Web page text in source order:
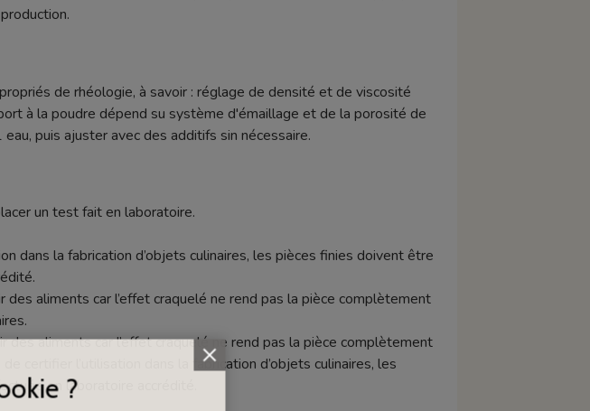
de rhéologie, à savoir : réglage de densité et de viscosité
à la poudre dépend su système d'émaillage et de la porosité de
puis ajuster avec des additifs sin nécessaire.
un test fait en laboratoire.
dans la fabrication d’objets culinaires, les pièces finies doivent être
aliments car l’effet craquelé ne rend pas la pièce complètement
aliments car l’effet craquelé ne rend pas la pièce complètement
certifier l’utilisation dans la fabrication d’objets culinaires, les
en laboratoire accrédité.
?